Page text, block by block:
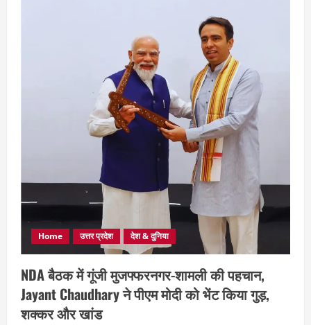
Home उत्तर प्रदेश देश & दुनिया
NDA बैठक में गूंजी मुजफ्फरनगर-शामली की पहचान,
Jayant Chaudhary ने पीएम मोदी को भेंट किया गुड़,
शक्कर और खांड